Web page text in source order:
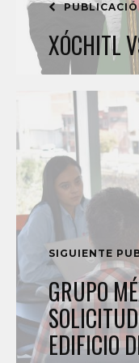
XÓCHITL
SIGUIENTE
GRUPO
EDIFICIO